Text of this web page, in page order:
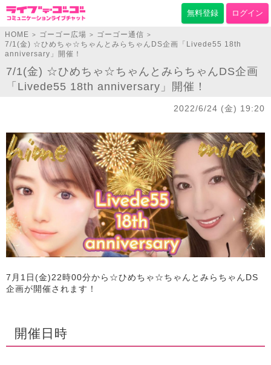
無料登録 ログイン
HOME > ゴーゴー広場 > ゴーゴー通信 >
7/1(金) ☆ひめちゃ☆ちゃんとみらちゃんDS企画「Livede55 18th
anniversary」開催！
7/1(金) ☆ひめちゃ☆ちゃんとみらちゃんDS企画
「Livede55 18th anniversary」開催！
2022/6/24 (金) 19:20
7月1日(金)22時00分から☆ひめちゃ☆ちゃんとみらちゃんDS
企画が開催されます！
開催日時